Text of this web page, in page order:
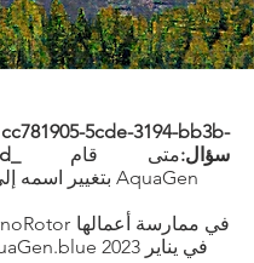
5cde-3194-bb3b-
136bad5cf58d_ سؤال:متى قام
DynoRotor بتغيير اسمه إلى AquaGen
تحت اسم AquaGen.blue في يناير 2023